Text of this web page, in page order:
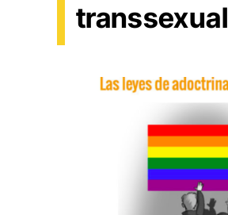
transsexual